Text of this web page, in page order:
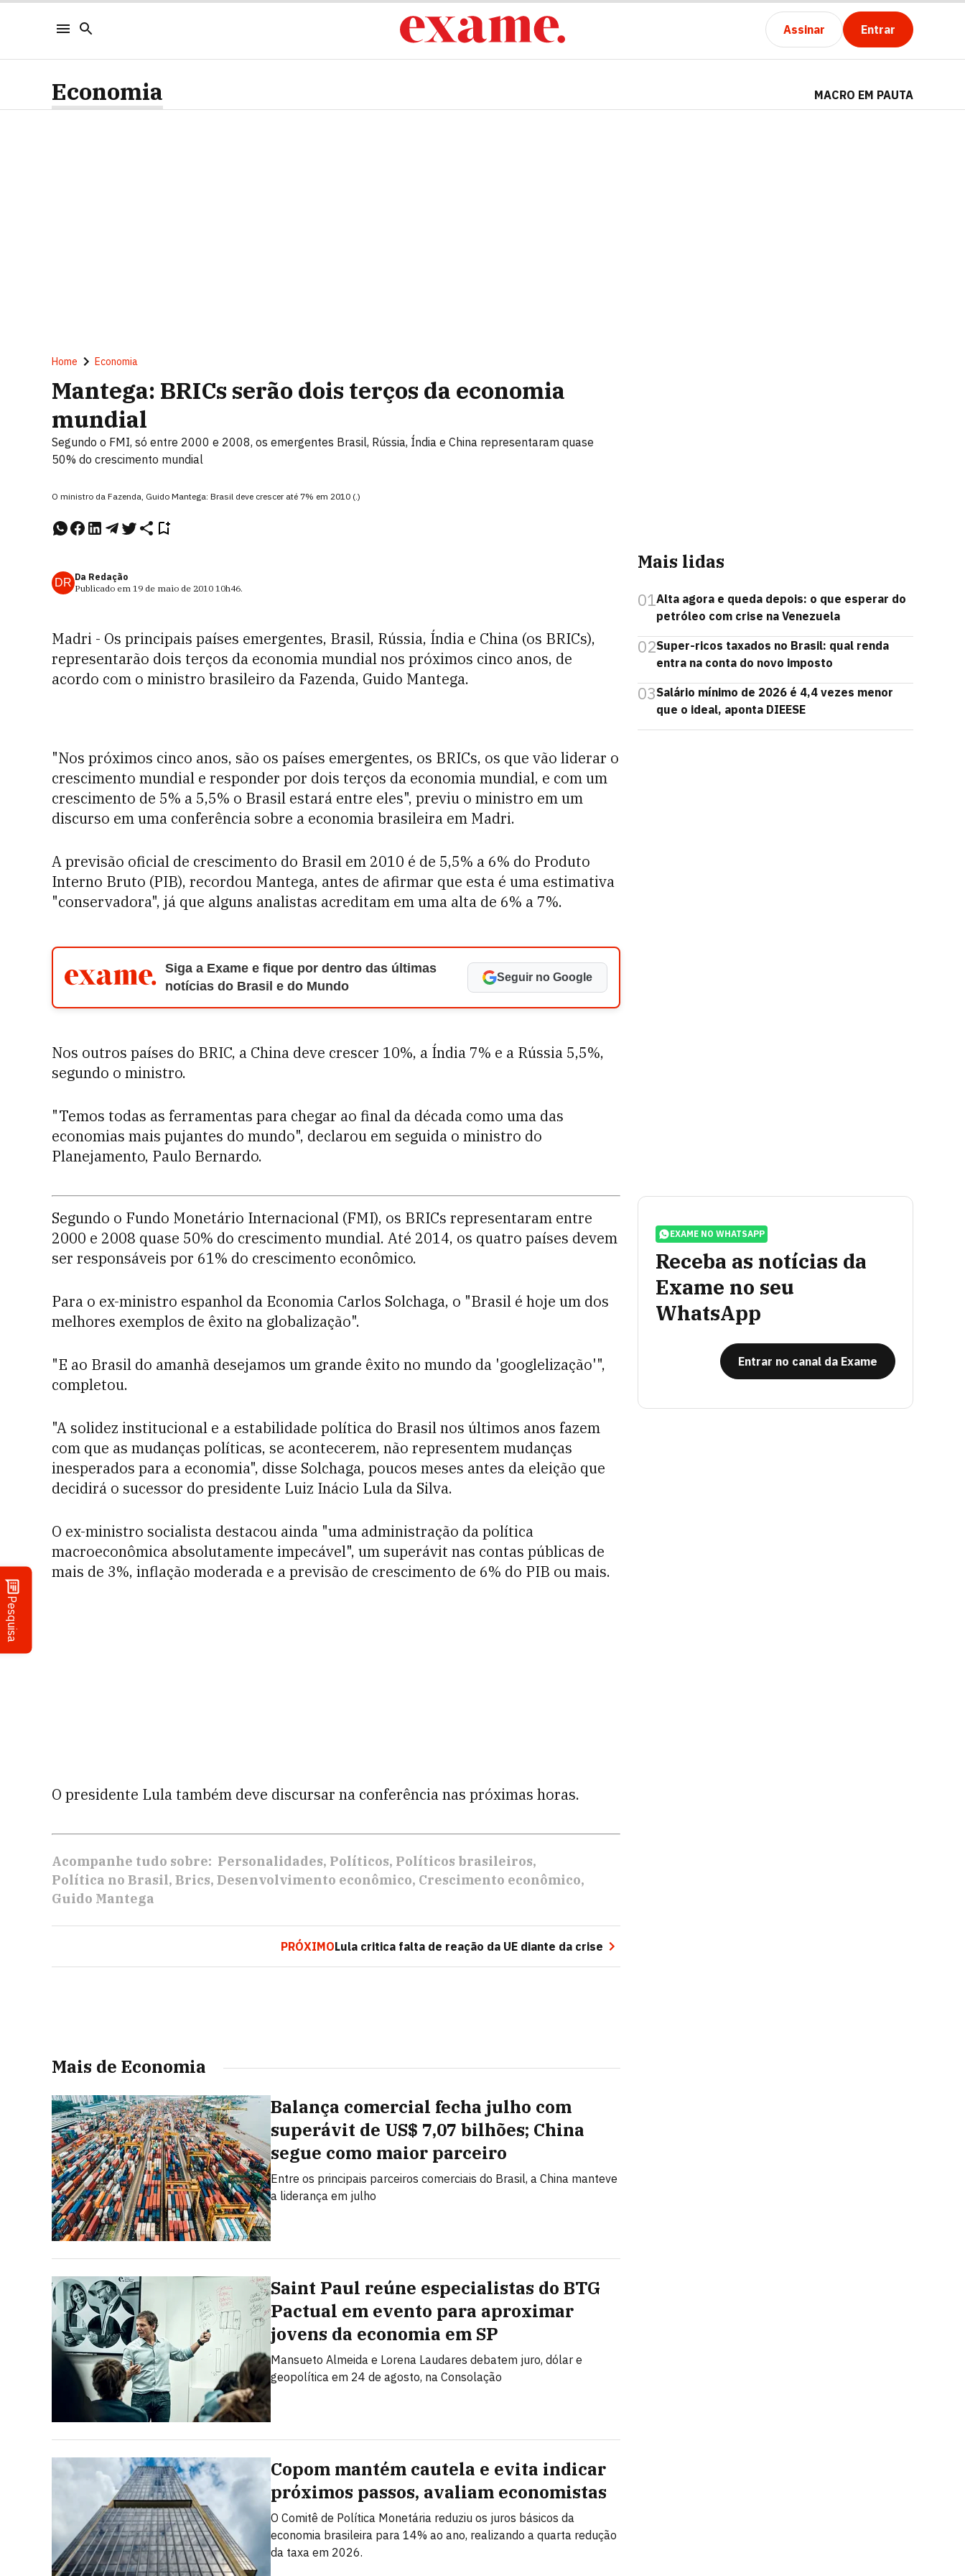
Assinar Entrar
Pesquisa
Economia MACRO EM PAUTA
Home Economia
Mantega: BRICs serão dois terços da economia
mundial
Segundo o FMI, só entre 2000 e 2008, os emergentes Brasil, Rússia, Índia e China representaram quase
50% do crescimento mundial
O ministro da Fazenda, Guido Mantega: Brasil deve crescer até 7% em 2010 (.)
DR Da Redação
Publicado em 19 de maio de 2010 10h46.
Madri - Os principais países emergentes, Brasil, Rússia, Índia e China (os BRICs),
representarão dois terços da economia mundial nos próximos cinco anos, de
acordo com o ministro brasileiro da Fazenda, Guido Mantega.
"Nos próximos cinco anos, são os países emergentes, os BRICs, os que vão liderar o
crescimento mundial e responder por dois terços da economia mundial, e com um
crescimento de 5% a 5,5% o Brasil estará entre eles", previu o ministro em um
discurso em uma conferência sobre a economia brasileira em Madri.
A previsão oficial de crescimento do Brasil em 2010 é de 5,5% a 6% do Produto
Interno Bruto (PIB), recordou Mantega, antes de afirmar que esta é uma estimativa
"conservadora", já que alguns analistas acreditam em uma alta de 6% a 7%.
Siga a Exame e fique por dentro das últimas
notícias do Brasil e do Mundo
Seguir no Google
Nos outros países do BRIC, a China deve crescer 10%, a Índia 7% e a Rússia 5,5%,
segundo o ministro.
"Temos todas as ferramentas para chegar ao final da década como uma das
economias mais pujantes do mundo", declarou em seguida o ministro do
Planejamento, Paulo Bernardo.
Segundo o Fundo Monetário Internacional (FMI), os BRICs representaram entre
2000 e 2008 quase 50% do crescimento mundial. Até 2014, os quatro países devem
ser responsáveis por 61% do crescimento econômico.
Para o ex-ministro espanhol da Economia Carlos Solchaga, o "Brasil é hoje um dos
melhores exemplos de êxito na globalização".
"E ao Brasil do amanhã desejamos um grande êxito no mundo da 'googlelização'",
completou.
"A solidez institucional e a estabilidade política do Brasil nos últimos anos fazem
com que as mudanças políticas, se acontecerem, não representem mudanças
inesperados para a economia", disse Solchaga, poucos meses antes da eleição que
decidirá o sucessor do presidente Luiz Inácio Lula da Silva.
O ex-ministro socialista destacou ainda "uma administração da política
macroeconômica absolutamente impecável", um superávit nas contas públicas de
mais de 3%, inflação moderada e a previsão de crescimento de 6% do PIB ou mais.
O presidente Lula também deve discursar na conferência nas próximas horas.
Acompanhe tudo sobre: Personalidades Políticos Políticos brasileiros
Política no Brasil Brics Desenvolvimento econômico Crescimento econômico
Guido Mantega
PRÓXIMOLula critica falta de reação da UE diante da crise
Mais de Economia
Balança comercial fecha julho com
superávit de US$ 7,07 bilhões; China
segue como maior parceiro
Entre os principais parceiros comerciais do Brasil, a China manteve
a liderança em julho
Saint Paul reúne especialistas do BTG
Pactual em evento para aproximar
jovens da economia em SP
Mansueto Almeida e Lorena Laudares debatem juro, dólar e
geopolítica em 24 de agosto, na Consolação
Copom mantém cautela e evita indicar
próximos passos, avaliam economistas
O Comitê de Política Monetária reduziu os juros básicos da
economia brasileira para 14% ao ano, realizando a quarta redução
da taxa em 2026.
Mais lidas
01Alta agora e queda depois: o que esperar do
petróleo com crise na Venezuela
02Super-ricos taxados no Brasil: qual renda
entra na conta do novo imposto
03Salário mínimo de 2026 é 4,4 vezes menor
que o ideal, aponta DIEESE
EXAME NO WHATSAPP
Receba as notícias da
Exame no seu
WhatsApp
Entrar no canal da Exame